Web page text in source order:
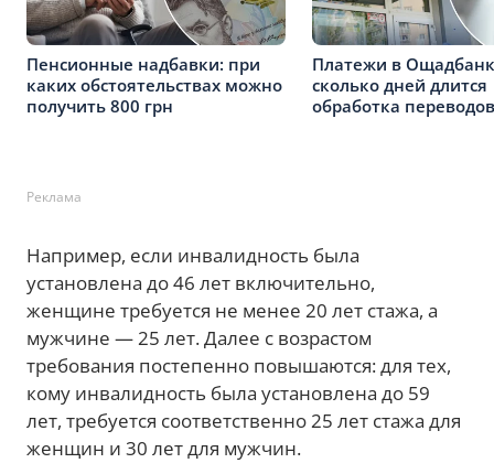
Пенсионные надбавки: при
каких обстоятельствах можно
получить 800 грн
Платежи в
сколько дней длится
обработка переводов
Реклама
Например, если инвалидность была
установлена до 46 лет включительно,
женщине требуется не менее 20 лет стажа, а
мужчине — 25 лет. Далее с возрастом
требования постепенно повышаются: для тех,
кому инвалидность была установлена до 59
лет, требуется соответственно 25 лет стажа для
женщин и 30 лет для мужчин.